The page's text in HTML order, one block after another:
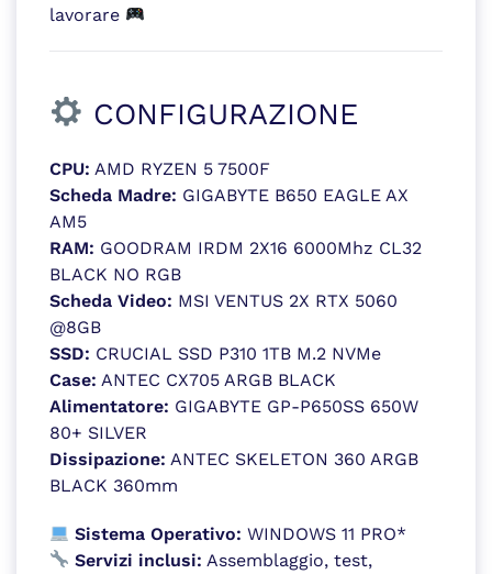
lavorare
CONFIGURAZIONE
CPU: AMD RYZEN 5 7500F
Scheda Madre: GIGABYTE B650 EAGLE AX
AM5
RAM: GOODRAM IRDM 2X16 6000Mhz CL32
BLACK NO RGB
Scheda Video: MSI VENTUS 2X RTX 5060
@8GB
SSD: CRUCIAL SSD P310 1TB M.2 NVMe
Case: ANTEC CX705 ARGB BLACK
Alimentatore: GIGABYTE GP-P650SS 650W
80+ SILVER
Dissipazione: ANTEC SKELETON 360 ARGB
BLACK 360mm
Sistema Operativo: WINDOWS 11 PRO*
Servizi inclusi: Assemblaggio, test,